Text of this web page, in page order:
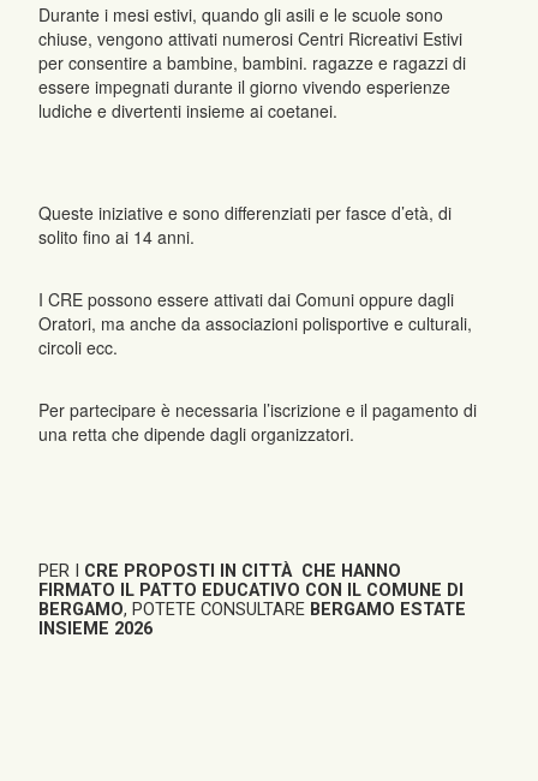
Durante i mesi estivi, quando gli asili e le scuole sono
chiuse, vengono attivati numerosi Centri Ricreativi Estivi
per consentire a bambine, bambini. ragazze e ragazzi di
essere impegnati durante il giorno vivendo esperienze
ludiche e divertenti insieme ai coetanei.
Queste iniziative e sono differenziati per fasce d’età, di
solito fino ai 14 anni.
I CRE possono essere attivati dai Comuni oppure dagli
Oratori, ma anche da associazioni polisportive e culturali,
circoli ecc.
Per partecipare è necessaria l’iscrizione e il pagamento di
una retta che dipende dagli organizzatori.
PER I CRE PROPOSTI IN CITTÀ CHE HANNO
FIRMATO IL PATTO EDUCATIVO CON IL COMUNE DI
BERGAMO, POTETE CONSULTARE BERGAMO ESTATE
INSIEME 2026